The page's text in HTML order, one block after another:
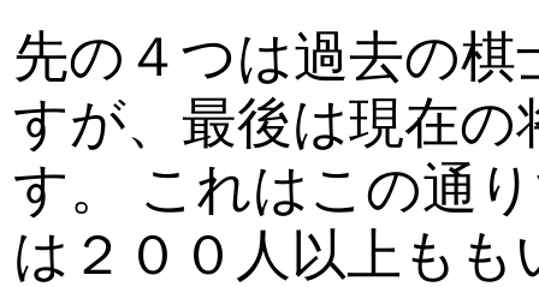
先の４つは過去の
すが、最後は現在
す。 これはこの通
は２００人以上も